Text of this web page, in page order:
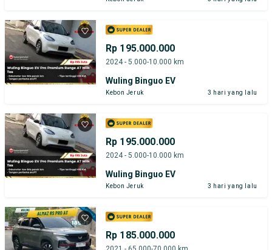
Rp 195.000.000
2024 - 5.000-10.000 km
Wuling Binguo EV
Kebon Jeruk 3 hari yang lalu
Rp 195.000.000
2024 - 5.000-10.000 km
Wuling Binguo EV
Kebon Jeruk 3 hari yang lalu
Rp 185.000.000